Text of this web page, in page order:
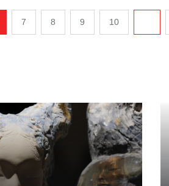
7 8 9 10